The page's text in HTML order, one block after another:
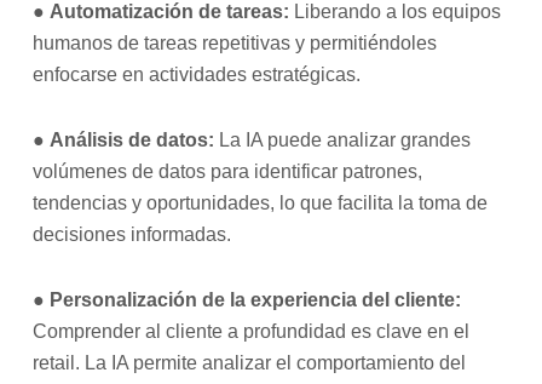
● Automatización de tareas: Liberando a los equipos
humanos de tareas repetitivas y permitiéndoles
enfocarse en actividades estratégicas.
● Análisis de datos: La IA puede analizar grandes
volúmenes de datos para identificar patrones,
tendencias y oportunidades, lo que facilita la toma de
decisiones informadas.
● Personalización de la experiencia del cliente:
Comprender al cliente a profundidad es clave en el
retail. La IA permite analizar el comportamiento del